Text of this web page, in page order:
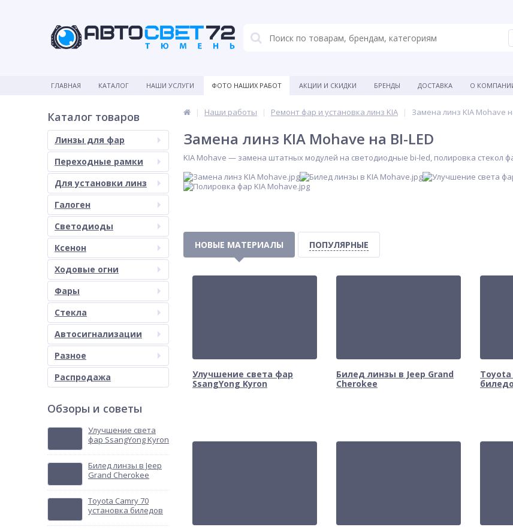
ГЛАВНАЯ КАТАЛОГ НАШИ УСЛУГИ ФОТО НАШИХ РАБОТ АКЦИИ И СКИДКИ БРЕНДЫ ДОСТАВКА О
Каталог товаров
Линзы для фар
Переходные рамки
Для установки линз
Галоген
Светодиоды
Ксенон
Ходовые огни
Фары
Стекла
Автосигнализации
Разное
Распродажа
Обзоры и советы
Улучшение света
фар SsangYong Kyron
Билед линзы в Jeep
Grand Cherokee
Toyota Camry 70
установка биледов
Наши работы Ремонт фар и установка линз KIA Замена линз KIA Mohave
Замена линз KIA Mohave на BI-LED
KIA Mohave — замена штатных модулей на светодиодные bi-led, полировка стекол
НОВЫЕ МАТЕРИАЛЫ ПОПУЛЯРНЫЕ
Улучшение света фар
SsangYong Kyron
Билед линзы в Jeep Grand
Cherokee
Toyota